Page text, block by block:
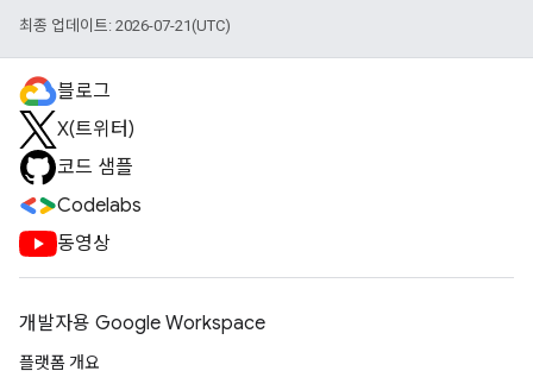
최종 업데이트: 2026-07-21(UTC)
블로그
X(트위터)
코드 샘플
Codelabs
동영상
개발자용 Google Workspace
플랫폼 개요